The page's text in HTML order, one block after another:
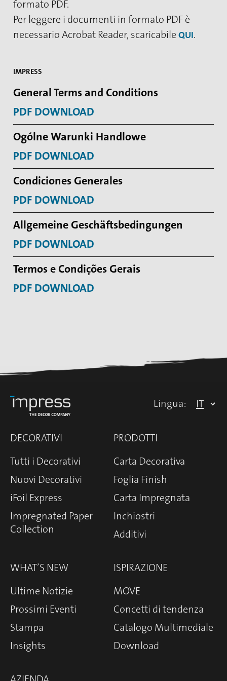
formato PDF.
Per leggere i documenti in formato PDF è
necessario Acrobat Reader, scaricabile QUI.
IMPRESS
General Terms and Conditions
PDF DOWNLOAD
Ogólne Warunki Handlowe
PDF DOWNLOAD
Condiciones Generales
PDF DOWNLOAD
Allgemeine Geschäftsbedingungen
PDF DOWNLOAD
Termos e Condições Gerais
PDF DOWNLOAD
Lingua:
DECORATIVI
Tutti i Decorativi
Nuovi Decorativi
iFoil Express
Impregnated Paper
Collection
PRODOTTI
Carta Decorativa
Foglia Finish
Carta Impregnata
Inchiostri
Additivi
WHAT’S NEW
Ultime Notizie
Prossimi Eventi
Stampa
Insights
ISPIRAZIONE
MOVE
Concetti di tendenza
Catalogo Multimediale
Download